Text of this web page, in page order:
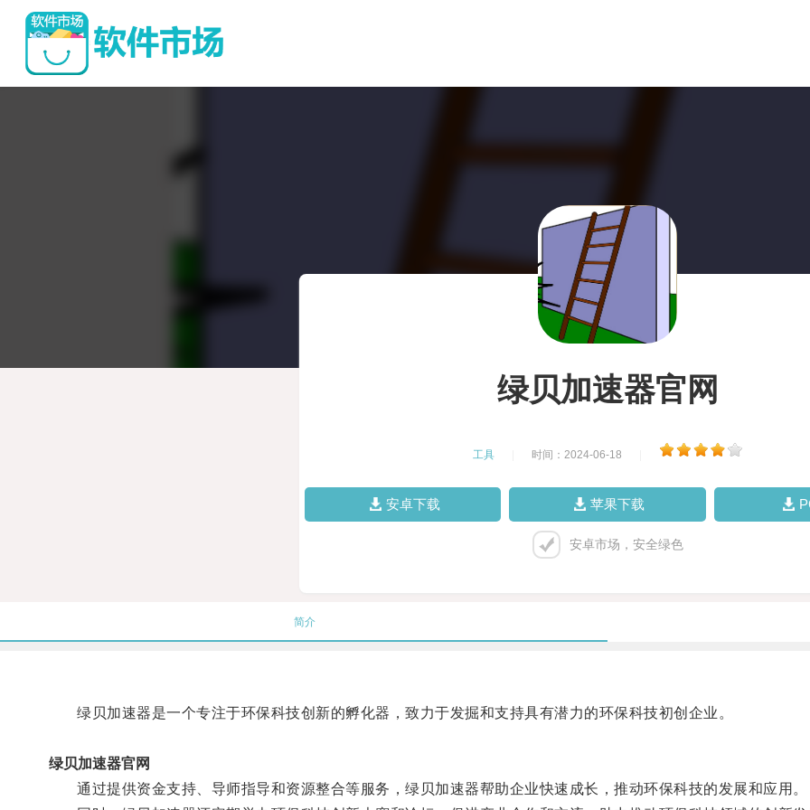
绿贝加速器官网
工具 时间：2024-06-18
安卓下载 苹果下载
安卓市场，安全绿色
简介
绿贝加速器是一个专注于环保科技创新的孵化器，致力于发掘和支持具有潜力的环保科技初创企业。
绿贝加速器官网
通过提供资金支持、导师指导和资源整合等服务，绿贝加速器帮助企业快速成长，推动环保科技的发展和应用。